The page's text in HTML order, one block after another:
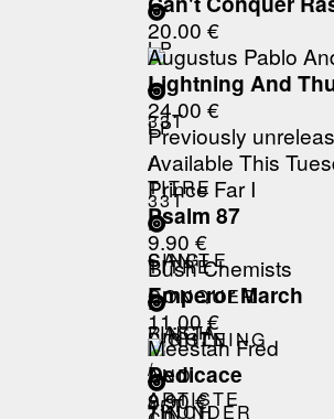
LP
/
33T
TITRE
:
CAN'T
CONQUER
RASTA
ARTISTE
20.00 €
LP
/
33T
TITRE
:
LIGHTNING
AND
THUNDER
Augustus Pablo
Lightning And
24.00 €
Previously
Available This
SINGLE
/
7INCH
/
45T
Prince Far I
Psalm 87
9.90 €
SINGLE
/
7INCH
Bush Chemists
Emperor March
11.00 €
Meestah Fred
Dedicace
9.90 €